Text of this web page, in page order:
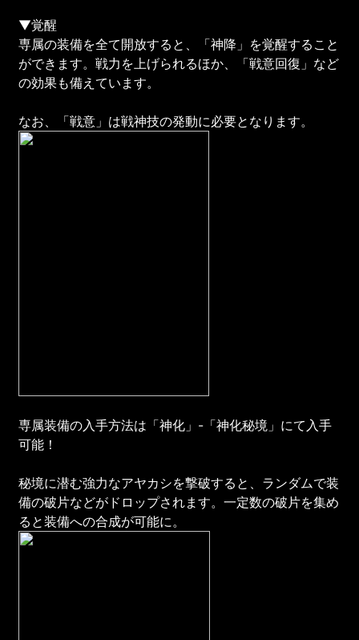
▼覚醒
専属の装備を全て開放すると、「神降」を覚醒すること
ができます。戦力を上げられるほか、「戦意回復」など
の効果も備えています。
なお、「戦意」は戦神技の発動に必要となります。
専属装備の入手方法は「神化」-「神化秘境」にて入手
可能！
秘境に潜む強力なアヤカシを撃破すると、ランダムで装
備の破片などがドロップされます。一定数の破片を集め
ると装備への合成が可能に。